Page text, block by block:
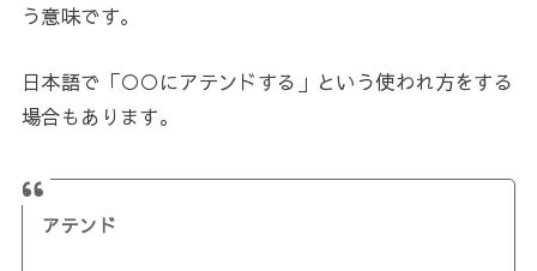
う意味です。
日本語で「○○にアテンドする」という使われ方をする
場合もあります。
アテンド